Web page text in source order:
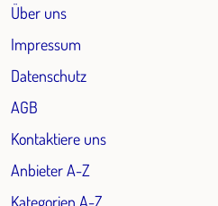
Über uns
Impressum
Datenschutz
AGB
Kontaktiere uns
Anbieter A-Z
Kategorien A-Z